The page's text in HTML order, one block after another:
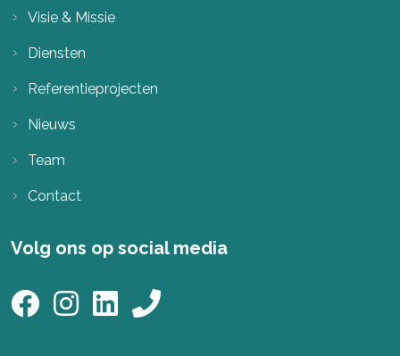
Visie & Missie
Diensten
Referentieprojecten
Nieuws
Team
Contact
Volg ons op social media